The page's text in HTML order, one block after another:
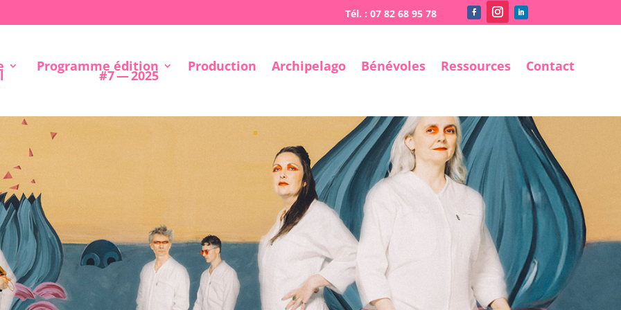
Programme édition
#7 — 2025
Production Archipelago Bénévoles Ressources Contact